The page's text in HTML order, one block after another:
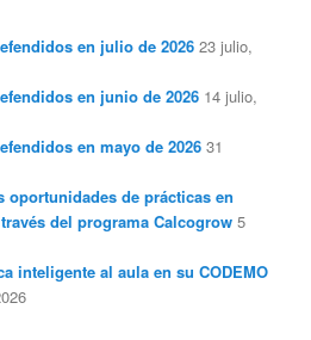
en julio de 2026 23 julio,
en junio de 2026 14 julio,
en mayo de 2026 31
oportunidades de prácticas en
del programa Calcogrow 5
inteligente al aula en su CODEMO